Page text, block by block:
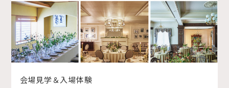
会場見学＆入場体験